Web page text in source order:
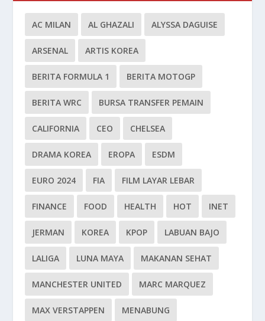
AC MILAN AL GHAZALI ALYSSA DAGUISE
ARSENAL ARTIS KOREA
BERITA FORMULA 1 BERITA MOTOGP
BERITA WRC BURSA TRANSFER PEMAIN
CALIFORNIA CEO CHELSEA
DRAMA KOREA EROPA ESDM
EURO 2024 FIA FILM LAYAR LEBAR
FINANCE FOOD HEALTH HOT INET
JERMAN KOREA KPOP LABUAN BAJO
LALIGA LUNA MAYA MAKANAN SEHAT
MANCHESTER UNITED MARC MARQUEZ
MAX VERSTAPPEN MENABUNG